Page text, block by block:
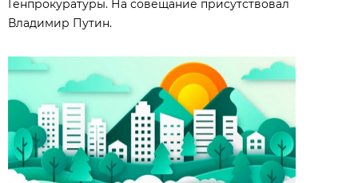
Генпрокуратуры. На совещание присутствовал
Владимир Путин.